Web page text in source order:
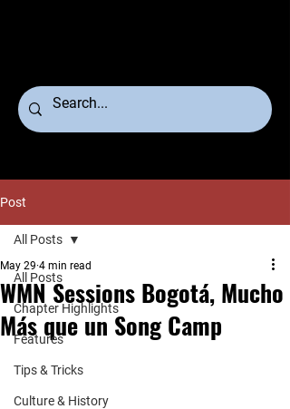
Post
All Posts
Chapter Highlights
Features
Tips & Tricks
Culture & History
All Posts
WMN Sessions Bogotá, Mucho
Más que un Song Camp
May 29 4 min read